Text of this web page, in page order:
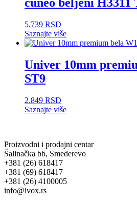
5.739 RSD
Saznajte više
Univer 10mm
ST9
2.849 RSD
Saznajte više
Proizvodni i prodajni centar
Šalinačka bb, Smederevo
+381 (26) 618417
+381 (69) 618417
+381 (26) 4100005
info@ivox.rs